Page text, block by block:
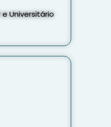
Universitário